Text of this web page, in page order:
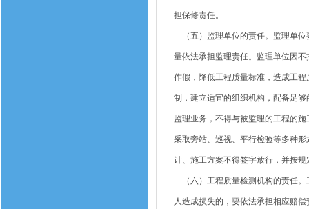
担保修责任。
（五）监理单位的责任。监理单位
量依法承担监理责任。监理单位因
作假，降低工程质量标准，造成工
制，建立适宜的组织机构，配备足
监理业务，不得与被监理的工程的
采取旁站、巡视、平行检验等多种
计、施工方案不得签字放行，并按
（六）工程质量检测机构的责任。
人造成损失的，要依法承担相应赔